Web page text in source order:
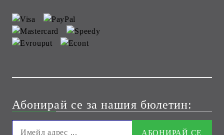
Абонирай се за нашия бюлетин: